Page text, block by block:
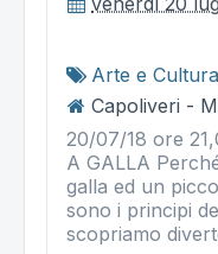
Arte e Cultura
Capoliveri -
20/07/18 ore
A GALLA
galla ed un
sono i principi
scopriamo